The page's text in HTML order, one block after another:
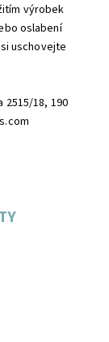
výrobek
oslabení
uschovejte
2515/18, 190